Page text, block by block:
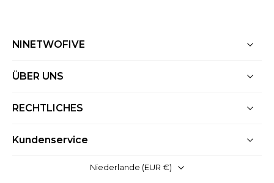
NINETWOFIVE
ÜBER UNS
RECHTLICHES
Kundenservice
Niederlande (EUR €)